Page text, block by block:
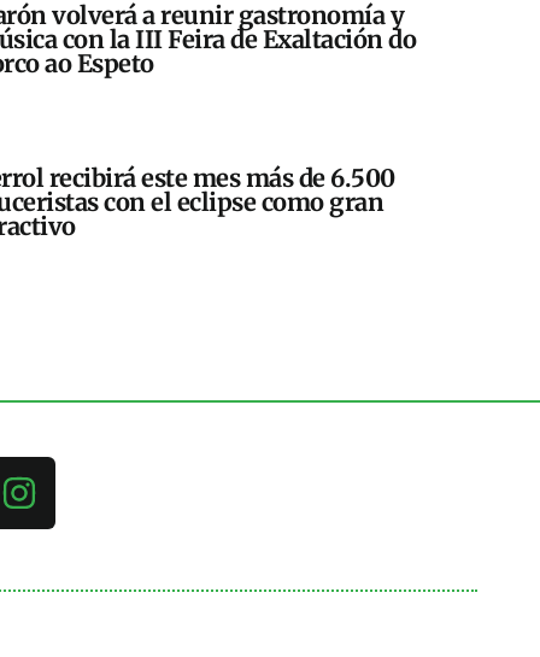
volverá a reunir gastronomía y
con la III Feira de Exaltación do
ao Espeto
recibirá este mes más de 6.500
con el eclipse como gran